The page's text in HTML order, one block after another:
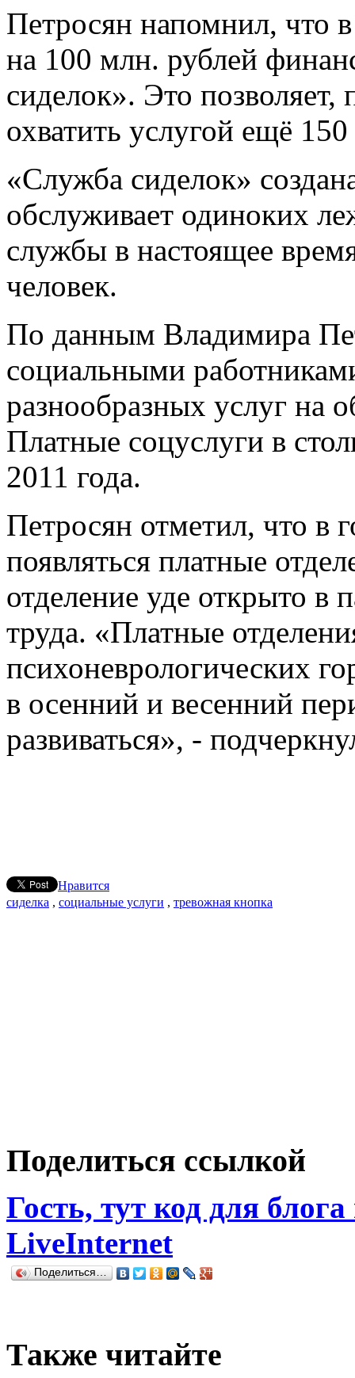
Петросян напомнил, что
на 100 млн. рублей
сиделок». Это позволяет,
охватить услугой ещё
«Служба сиделок»
обслуживает одиноких
службы в настоящее
человек.
По данным Владимира
социальными
разнообразных услуг
Платные соцуслуги в
2011 года.
Петросян отметил, что в
появляться платные
отделение уде открыто в
труда. «Платные
психоневрологических
в осенний и весенний
развиваться», -
Нравится
сиделка , социальные услуги , тревожная кнопка
Поделиться ссылкой
Гость, тут код для
LiveInternet
Поделиться…
Также читайте